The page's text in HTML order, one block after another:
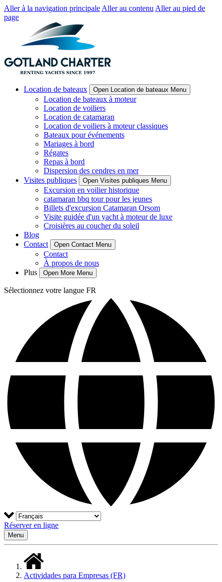
Aller à la navigation principale Aller au contenu Aller au pied de
page
Location de bateaux Open Location de bateaux Menu
Location de bateaux à moteur
Location de voiliers
Location de catamaran
Location de voiliers à moteur classiques
Bateaux pour événements
Mariages à bord
Régates
Repas à bord
Dispersion des cendres en mer
Visites publiques
Open Visites publiques Menu
Excursion en voilier historique
catamaran bbq tour pour les jeunes
Billets d'excursion Catamaran Orsom
Visite guidée d'un yacht à moteur de luxe
Croisières au coucher du soleil
Blog
Contact
Open Contact Menu
Contact
À propos de nous
Plus
Open More Menu
Sélectionnez votre langue FR
Réserver en ligne
Menu
Actividades para Empresas (FR)